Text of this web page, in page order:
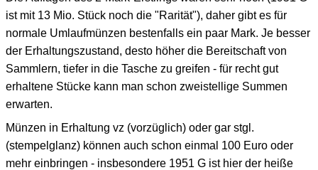
ist mit 13 Mio. Stück noch die "Rarität"), daher gibt es für
normale Umlaufmünzen bestenfalls ein paar Mark. Je besser
der Erhaltungszustand, desto höher die Bereitschaft von
Sammlern, tiefer in die Tasche zu greifen - für recht gut
erhaltene Stücke kann man schon zweistellige Summen
erwarten.
Münzen in Erhaltung vz (vorzüglich) oder gar stgl.
(stempelglanz) können auch schon einmal 100 Euro oder
mehr einbringen - insbesondere 1951 G ist hier der heiße